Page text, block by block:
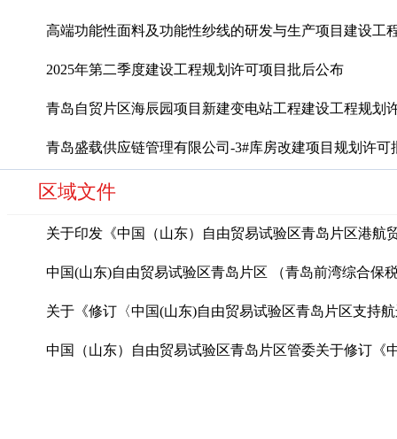
高端功能性面料及功能性纱线的研发与生产项目建设工
2025年第二季度建设工程规划许可项目批后公布
青岛自贸片区海辰园项目新建变电站工程建设工程规划
青岛盛载供应链管理有限公司-3#库房改建项目规划许可
区域文件
关于印发《中国（山东）自由贸易试验区青岛片区港航
中国(山东)自由贸易试验区青岛片区 （青岛前湾综合保
关于《修订〈中国(山东)自由贸易试验区青岛片区支持
中国（山东）自由贸易试验区青岛片区管委关于修订《